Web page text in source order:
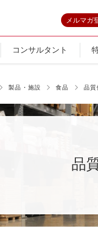
メルマガ
コンサルタント
製品・施設 食品 品質
品